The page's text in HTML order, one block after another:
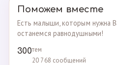
Поможем вместе
Есть малыши, которым нужна
останемся равнодушными!
300тем
20 768 сообщений